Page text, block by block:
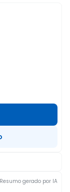
Resumo gerado por IA